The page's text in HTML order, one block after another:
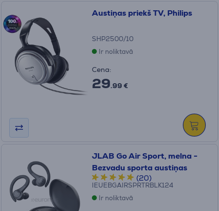
Austiņas priekš TV, Philips
SHP2500/10
Ir noliktavā
Cena:
29.99 €
JLAB Go Air Sport, melna -
Bezvadu sporta austiņas
(20)
IEUEBGAIRSPRTRBLK124
Ir noliktavā